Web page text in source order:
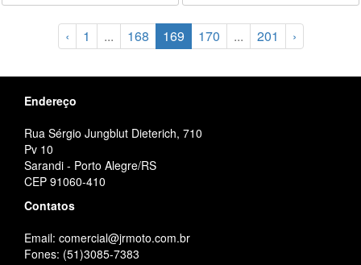
‹ 1 ... 168 169 170 ... 201 ›
Endereço
Rua Sérgio Jungblut Dieterich, 710
Pv 10
Sarandi - Porto Alegre/RS
CEP 91060-410
Contatos
Email: comercial@jrmoto.com.br
Fones: (51)3085-7383